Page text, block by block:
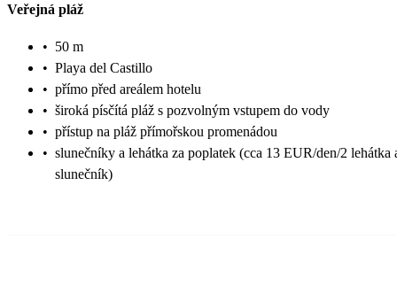
Veřejná pláž
• 50 m
• Playa del Castillo
• přímo před areálem hotelu
• široká písčítá pláž s pozvolným vstupem do vody
• přístup na pláž přímořskou promenádou
• slunečníky a lehátka za poplatek (cca 13 EUR/den/2 lehátka
slunečník)